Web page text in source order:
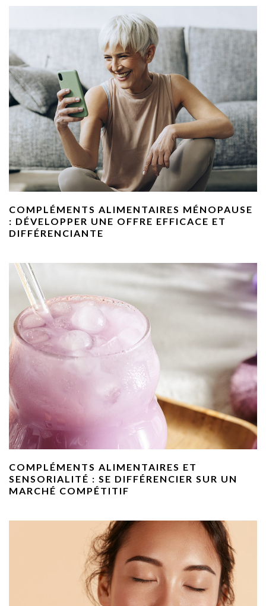
COMPLÉMENTS ALIMENTAIRES MÉNOPAUSE
: DÉVELOPPER UNE OFFRE EFFICACE ET
DIFFÉRENCIANTE
COMPLÉMENTS ALIMENTAIRES ET
SENSORIALITÉ : SE DIFFÉRENCIER SUR UN
MARCHÉ COMPÉTITIF